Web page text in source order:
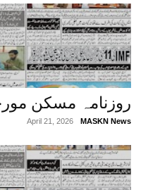
روزنامہ مسکن مورخہ 22 اپریل
MASKN News
April 21, 2026